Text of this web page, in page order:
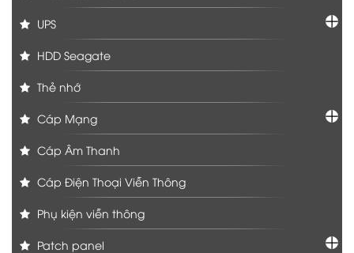
UPS
HDD Seagate
Thẻ nhớ
Cáp Mạng
Cáp Âm Thanh
Cáp Điện Thoại Viễn Thông
Phụ kiện viễn thông
Patch panel